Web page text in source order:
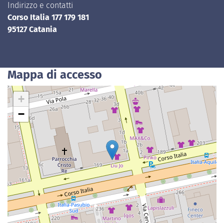
Indirizzo e contatti
Corso Italia 177 179 181
95127 Catania
Mappa di accesso
+
−